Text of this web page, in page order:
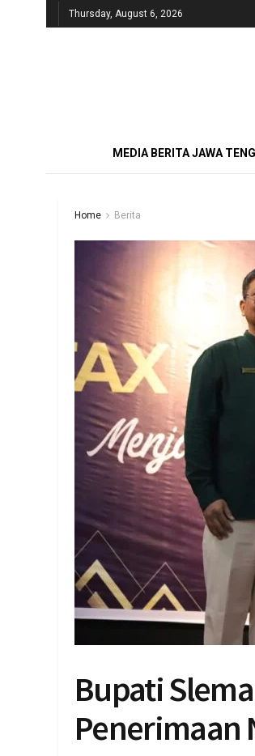
Thursday, August 6, 2026
MEDIA BERITA JAWA
Home Berita
Bupati
Penerimaan